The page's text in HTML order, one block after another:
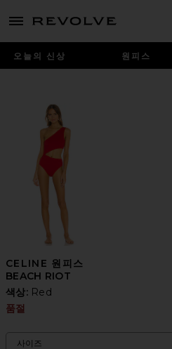
menu - shows more content
오늘의 신상 원피스
CELINE 원피스
BEACH RIOT
색상: Red
품절
사이즈